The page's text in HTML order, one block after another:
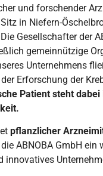
und forschender
in Niefern-
Gesellschafter der
gemeinnützige
Unternehmens
Erforschung der
Patient steht
pflanzlicher
ABNOBA GmbH ein
innovatives